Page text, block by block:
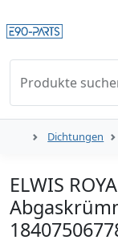
Produkte
Dichtungen
ELWIS